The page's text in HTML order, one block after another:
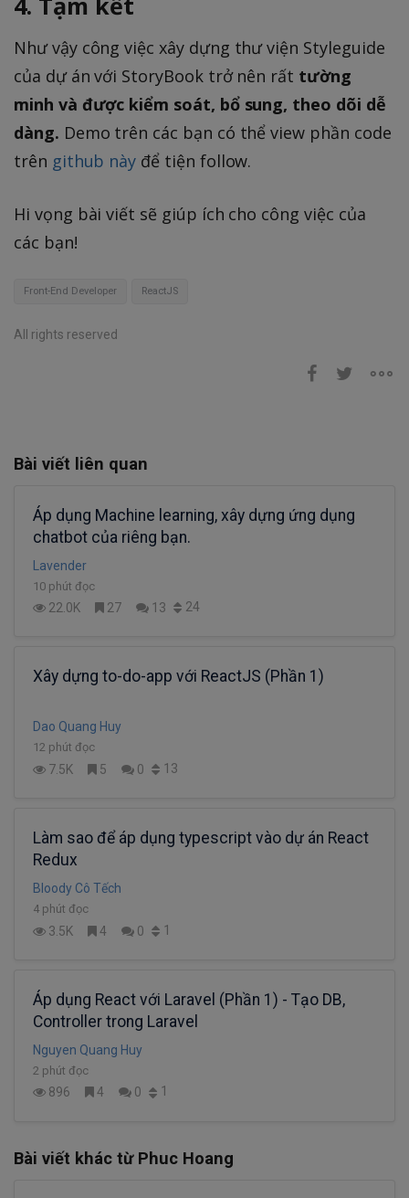
Như vậy công việc xây dựng thư viện Styleguide
của dự án với StoryBook trở nên rất tường
minh và được kiểm soát, bổ sung, theo dõi dễ
dàng. Demo trên các bạn có thể view phần code
trên github này để tiện follow.
Hi vọng bài viết sẽ giúp ích cho công việc của
các bạn!
Front-End Developer ReactJS
All rights reserved
Bài viết liên quan
Áp dụng Machine learning, xây dựng ứng dụng
chatbot của riêng bạn.
Lavender
10 phút đọc
22.0K 27 13 24
Xây dựng to-do-app với ReactJS (Phần 1)
Dao Quang Huy
12 phút đọc
7.5K 5 0 13
Làm sao để áp dụng typescript vào dự án React
Redux
Bloody Cô Tếch
4 phút đọc
3.5K 4 0 1
Áp dụng React với Laravel (Phần 1) - Tạo DB,
Controller trong Laravel
Nguyen Quang Huy
2 phút đọc
896 4 0 1
Bài viết khác từ Phuc Hoang